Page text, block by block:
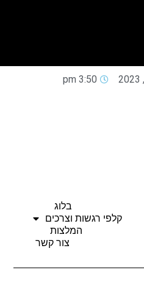
3:50 pm
בלוג
קלפי רגשות וצרכים
המלצות
צור קשר